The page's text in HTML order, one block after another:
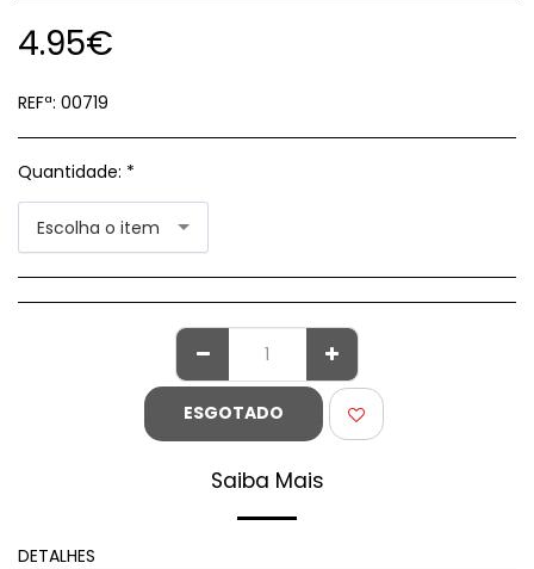
4.95€
REFª: 00719
Quantidade: *
Escolha o item
ESGOTADO
Saiba Mais
DETALHES